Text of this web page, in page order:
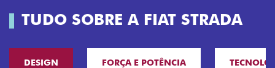
TUDO SOBRE A FIAT STRADA
DESIGN FORÇA E POTÊNCIA